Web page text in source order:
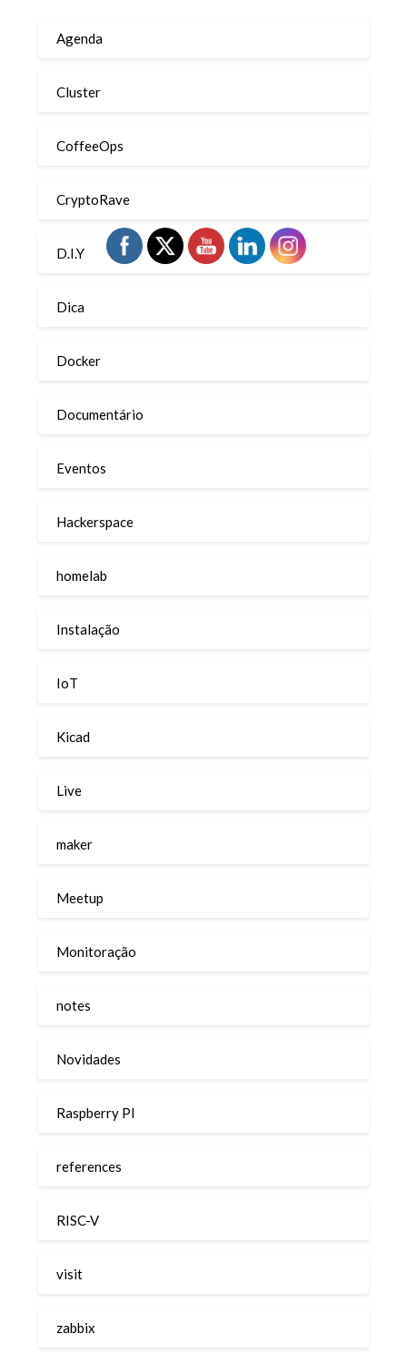
Agenda
Cluster
CoffeeOps
CryptoRave
D.I.Y
Dica
Docker
Documentário
Eventos
Hackerspace
homelab
Instalação
IoT
Kicad
Live
maker
Meetup
Monitoração
notes
Novidades
Raspberry PI
references
RISC-V
visit
zabbix